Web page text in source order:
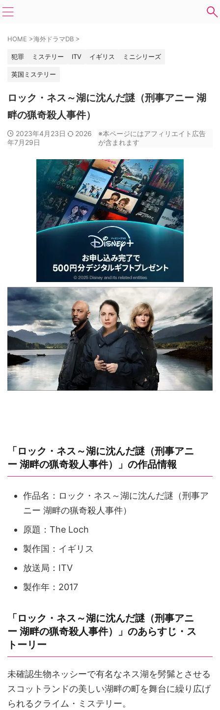
HOME >海外ドラマDB >
犯罪 ミステリー ITV イギリス ミニシリーズ
英国ミステリー
ロック・ネス～湖に沈んだ謎（刑事アニー 湖
畔の猟奇殺人事件）
2023年4月23日
2026
年7月29日
※本ページにはアフィリエイト広告
が含まれます
「ロック・ネス～湖に沈んだ謎（刑事アニ
ー 湖畔の猟奇殺人事件）」の作品情報
作品名：ロック・ネス～湖に沈んだ謎（刑事ア
ニー 湖畔の猟奇殺人事件）
原題：The Loch
製作国：イギリス
放送局：ITV
製作年：2017
「ロック・ネス～湖に沈んだ謎（刑事アニ
ー 湖畔の猟奇殺人事件）」のあらすじ・ス
トーリー
未確認生物ネッシーで有名なネス湖を髣髴とさせる
スコットランドの美しい湖畔の町を舞台に繰り広げ
られるクライム・ミステリー。